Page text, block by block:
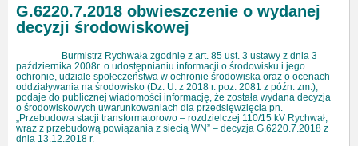
G.6220.7.2018 obwieszczenie o wydanej
decyzji środowiskowej
Burmistrz Rychwała zgodnie z art. 85 ust. 3 ustawy z dnia 3
października 2008r. o udostępnianiu informacji o środowisku i jego
ochronie, udziale społeczeństwa w ochronie środowiska oraz o ocenach
oddziaływania na środowisko (Dz. U. z 2018 r. poz. 2081 z późn. zm.),
podaje do publicznej wiadomości informację, że została wydana decyzja
o środowiskowych uwarunkowaniach dla przedsięwzięcia pn.
„Przebudowa stacji transformatorowo – rozdzielczej 110/15 kV Rychwał,
wraz z przebudową powiązania z siecią WN” – decyzja G.6220.7.2018 z
dnia 13.12.2018 r.